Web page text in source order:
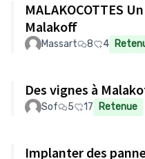
MALAKOCOTTES
Malakoff
Massart 8 4
Des vignes à
Sof 5 17 Retenue
Implanter des